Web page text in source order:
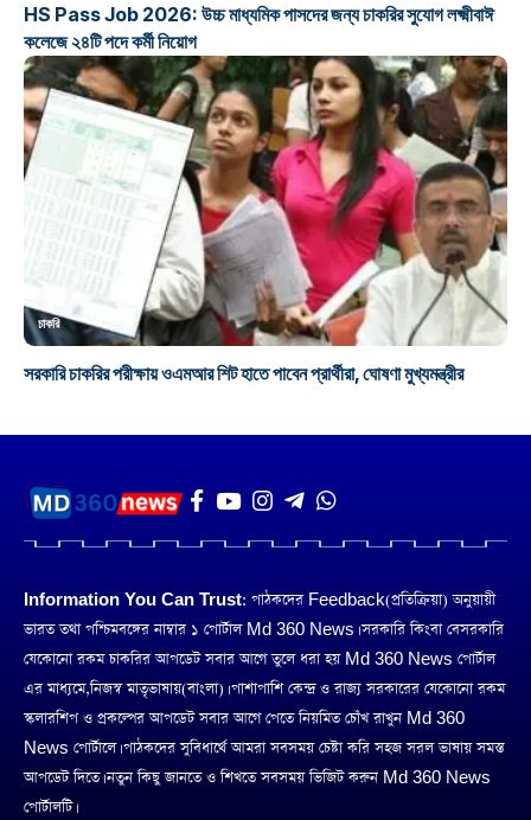
HS Pass Job 2026: উচ্চ মাধ্যমিক পাসদের জন্য চাকরির সুযোগ লক্ষ্মীবাঈ
কলেজে ২৪টি পদে কর্মী নিয়োগ
চাকরি
সরকারি চাকরির পরীক্ষায় ওএমআর শিট হাতে পাবেন প্রার্থীরা, ঘোষণা মুখ্যমন্ত্রীর
Information You Can Trust: পাঠকদের Feedback(প্রতিক্রিয়া) অনুয়ায়ী
ভারত তথা পশ্চিমবঙ্গের নাম্বার ১ পোর্টাল Md 360 News। সরকারি কিংবা বেসরকারি
যেকোনো রকম চাকরির আপডেট সবার আগে তুলে ধরা হয় Md 360 News পোর্টাল
এর মাধ্যমে,নিজস্ব মাতৃভাষায়(বাংলা)। পাশাপাশি কেন্দ্র ও রাজ্য সরকারের যেকোনো রকম
স্কলারশিপ ও প্রকল্পের আপডেট সবার আগে পেতে নিয়মিত চোঁখ রাখুন Md 360
News পোর্টালে। পাঠকদের সুবিধার্থে আমরা সবসময় চেষ্টা করি সহজ সরল ভাষায় সমস্ত
আপডেট দিতে। নতুন কিছু জানতে ও শিখতে সবসময় ভিজিট করুন Md 360 News
পোর্টালটি।